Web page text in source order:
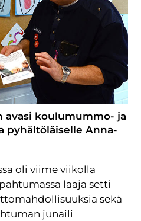
avasi koulumummo- ja
pyhältöläiselle Anna-
oli viime viikolla
laaja setti
sekä
junaili